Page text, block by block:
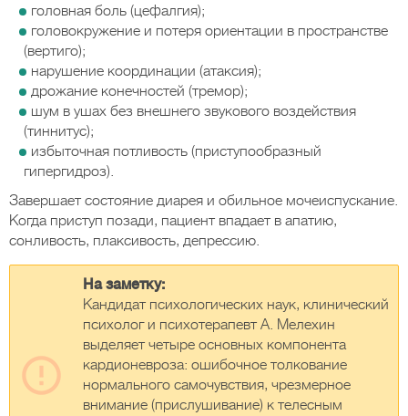
головная боль (цефалгия);
головокружение и потеря ориентации в пространстве
(вертиго);
нарушение координации (атаксия);
дрожание конечностей (тремор);
шум в ушах без внешнего звукового воздействия
(тиннитус);
избыточная потливость (приступообразный
гипергидроз).
Завершает состояние диарея и обильное мочеиспускание.
Когда приступ позади, пациент впадает в апатию,
сонливость, плаксивость, депрессию.
На заметку:
Кандидат психологических наук, клинический
психолог и психотерапевт А. Мелехин
выделяет четыре основных компонента
кардионевроза: ошибочное толкование
нормального самочувствия, чрезмерное
внимание (прислушивание) к телесным